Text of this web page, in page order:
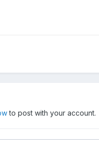
to post with your account.